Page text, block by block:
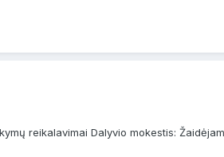
reikalavimai Dalyvio mokestis: